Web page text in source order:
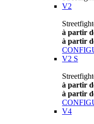
V2
à partir
à partir
V2 S
à partir
à partir
V4